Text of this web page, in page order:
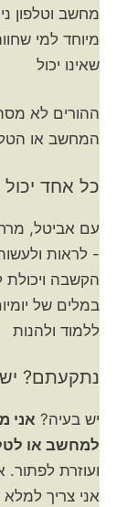
מחשב וטלפון
מיוחד למי
שאינו יכול
ההורים לא
המחשב או
כל אחד יכול
עם אביטל,
- לראות
הקשבה
במלים של
ללמוד ולהנות
נתקעתם?
יש בעיה? אני
למחשב או
ועוזרת לפתור.
אני צריך